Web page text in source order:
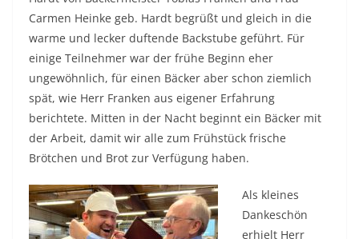
Carmen Heinke geb. Hardt begrüßt und gleich in die
warme und lecker duftende Backstube geführt. Für
einige Teilnehmer war der frühe Beginn eher
ungewöhnlich, für einen Bäcker aber schon ziemlich
spät, wie Herr Franken aus eigener Erfahrung
berichtete. Mitten in der Nacht beginnt ein Bäcker mit
der Arbeit, damit wir alle zum Frühstück frische
Brötchen und Brot zur Verfügung haben.
Als kleines
Dankeschön
erhielt Herr